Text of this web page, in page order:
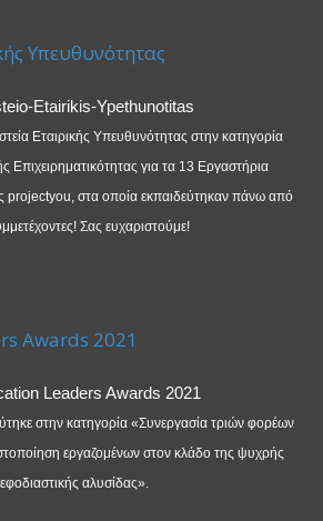
Υπευθυνότητας
Εταιρικής Υπευθυνότητας στην κατηγορία
Επιχειρηματικότητας για τα 13 Εργαστήρια
projectyou, στα οποία εκπαιδεύτηκαν πάνω από
Σας ευχαριστούμε!
Awards 2021
στην κατηγορία «Συνεργασία τριών φορέων
εργαζομένων στον κλάδο της ψυχρής
εφοδιαστικής αλυσίδας».